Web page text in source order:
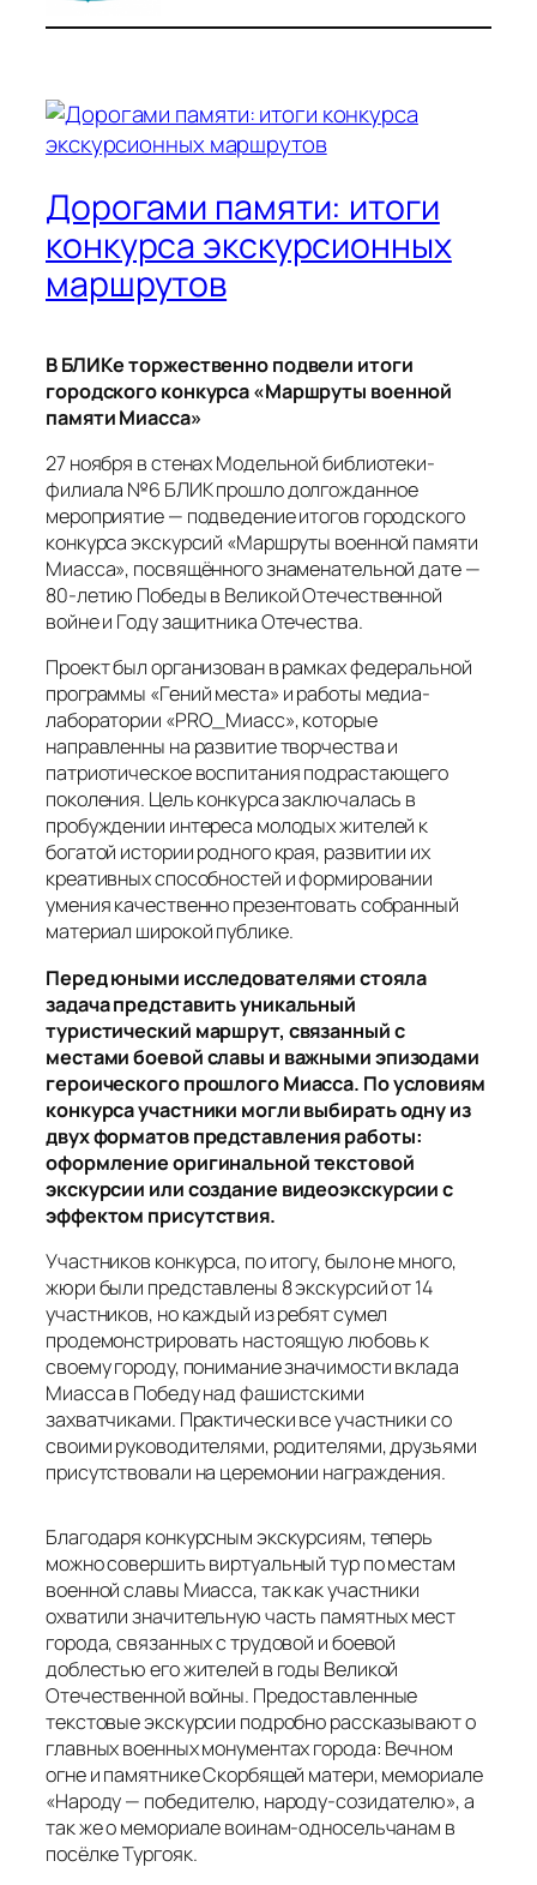
Дорогами памяти: итоги
конкурса экскурсионных
маршрутов
В БЛИКе торжественно подвели итоги
городского конкурса «Маршруты военной
памяти Миасса»
27 ноября в стенах Модельной библиотеки-
филиала №6 БЛИК прошло долгожданное
мероприятие — подведение итогов городского
конкурса экскурсий «Маршруты военной памяти
Миасса», посвящённого знаменательной дате —
80-летию Победы в Великой Отечественной
войне и Году защитника Отечества.
Проект был организован в рамках федеральной
программы «Гений места» и работы медиа-
лаборатории «PRO_Миасс», которые
направленны на развитие творчества и
патриотическое воспитания подрастающего
поколения. Цель конкурса заключалась в
пробуждении интереса молодых жителей к
богатой истории родного края, развитии их
креативных способностей и формировании
умения качественно презентовать собранный
материал широкой публике.
Перед юными исследователями стояла
задача представить уникальный
туристический маршрут, связанный с
местами боевой славы и важными эпизодами
героического прошлого Миасса. По условиям
конкурса участники могли выбирать одну из
двух форматов представления работы:
оформление оригинальной текстовой
экскурсии или создание видеоэкскурсии с
эффектом присутствия.
Участников конкурса, по итогу, было не много,
жюри были представлены 8 экскурсий от 14
участников, но каждый из ребят сумел
продемонстрировать настоящую любовь к
своему городу, понимание значимости вклада
Миасса в Победу над фашистскими
захватчиками. Практически все участники со
своими руководителями, родителями, друзьями
присутствовали на церемонии награждения.
Благодаря конкурсным экскурсиям, теперь
можно совершить виртуальный тур по местам
военной славы Миасса, так как участники
охватили значительную часть памятных мест
города, связанных с трудовой и боевой
доблестью его жителей в годы Великой
Отечественной войны. Предоставленные
текстовые экскурсии подробно рассказывают о
главных военных монументах города: Вечном
огне и памятнике Скорбящей матери, мемориале
«Народу — победителю, народу-созидателю», а
так же о мемориале воинам-односельчанам в
посёлке Тургояк.